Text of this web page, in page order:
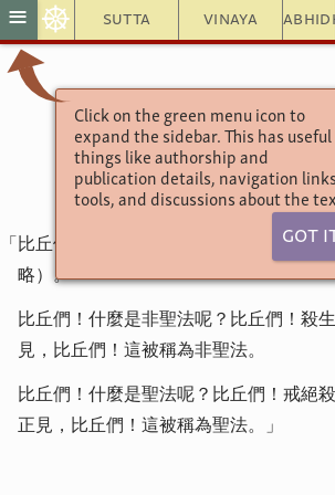
Sutta Vinaya
≡ ☸
Click on the green menu icon to
expand the sidebar. This has useful
things like authorship and
publication details, navigation
tools, and discussions about the
Got
增支部10集179經
聖法經
「比丘們！我將教導你們聖法與非聖法，
略）。
比丘們！什麼是非聖法呢？比丘們！殺
見，比丘們！這被稱為非聖法。
比丘們！什麼是聖法呢？比丘們！戒絕
正見，比丘們！這被稱為聖法。」